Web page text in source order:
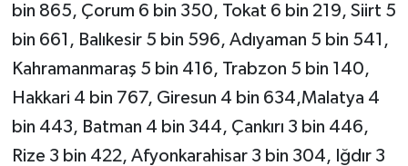
bin 865, Çorum 6 bin 350, Tokat 6 bin 219, Siirt 5
bin 661, Balıkesir 5 bin 596, Adıyaman 5 bin 541,
Kahramanmaraş 5 bin 416, Trabzon 5 bin 140,
Hakkari 4 bin 767, Giresun 4 bin 634,Malatya 4
bin 443, Batman 4 bin 344, Çankırı 3 bin 446,
Rize 3 bin 422, Afyonkarahisar 3 bin 304, Iğdır 3